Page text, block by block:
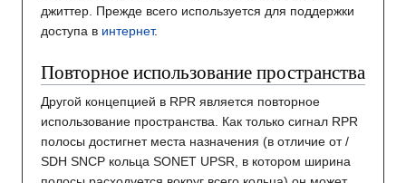
джиттер. Прежде всего используется для поддержки
доступа в интернет.
Повторное использование пространства
Другой концепцией в RPR является повторное
использование пространства. Как только сигнал RPR
полосы достигнет места назначения (в отличие от /
SDH SNCP кольца SONET UPSR, в котором ширина